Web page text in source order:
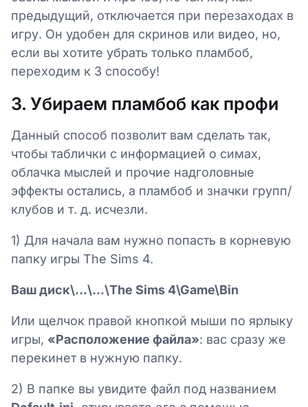
предыдущий, отключается при перезаходах в
игру. Он удобен для скринов или видео, но,
если вы хотите убрать только пламбоб,
переходим к 3 способу!
3. Убираем пламбоб как профи
Данный способ позволит вам сделать так,
чтобы таблички с информацией о симах,
облачка мыслей и прочие надголовные
эффекты остались, а пламбоб и значки групп/
клубов и т. д. исчезли.
1) Для начала вам нужно попасть в корневую
папку игры The Sims 4.
Ваш диск\...\...\The Sims 4\Game\Bin
Или щелчок правой кнопкой мыши по ярлыку
игры, «Расположение файла»: вас сразу же
перекинет в нужную папку.
2) В папке вы увидите файл под названием